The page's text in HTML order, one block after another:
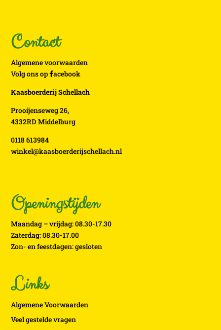
Contact
Algemene voorwaarden
Volg ons op acebook
Kaasboerderij Schellach
Prooijenseweg 26,
4332RD Middelburg
0118 613984
winkel@kaasboerderijschellach.nl
Openingstijden
Maandag – vrijdag: 08.30-17.30
Zaterdag: 08.30-17.00
Zon- en feestdagen: gesloten
Links
Algemene Voorwaarden
Veel gestelde vragen